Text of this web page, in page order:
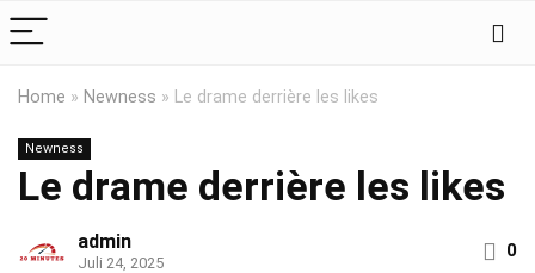
Home » Newness » Le drame derrière les likes
Newness
Le drame derrière les likes
admin
Juli 24, 2025
0